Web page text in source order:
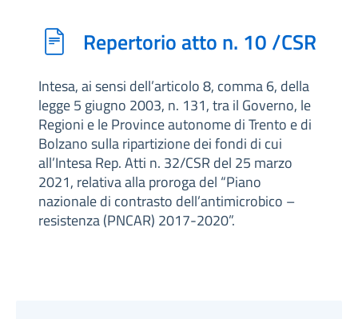
Repertorio atto n. 10 /CSR
Intesa, ai sensi dell’articolo 8, comma 6, della
legge 5 giugno 2003, n. 131, tra il Governo, le
Regioni e le Province autonome di Trento e di
Bolzano sulla ripartizione dei fondi di cui
all’Intesa Rep. Atti n. 32/CSR del 25 marzo
2021, relativa alla proroga del “Piano
nazionale di contrasto dell’antimicrobico –
resistenza (PNCAR) 2017-2020”.